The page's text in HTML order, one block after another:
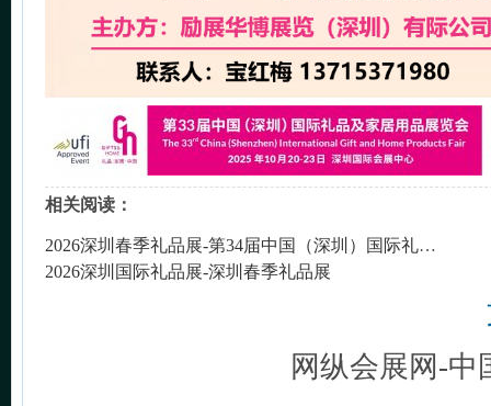
相关阅读：
2026深圳春季礼品展-第34届中国（深圳）国际礼品、工艺品、钟表及家庭用品展览会
2026深圳国际礼品展-深圳春季礼品展
网纵会展网-中